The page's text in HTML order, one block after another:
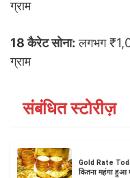
ग्राम
18 कैरेट सोना: लगभग
ग्राम
संबंधित स्टोरीज़
Gold Rate
कितना महंगा हुआ